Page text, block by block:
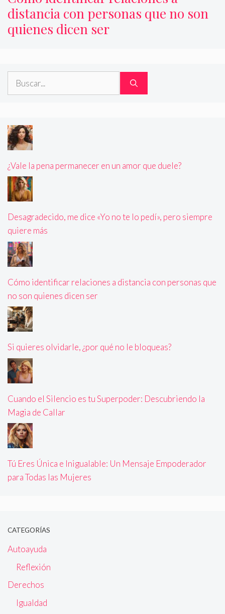
distancia con personas que no son
quienes dicen ser
Buscar:
¿Vale la pena permanecer en un amor que duele?
Desagradecido, me dice «Yo no te lo pedí», pero siempre
quiere más
Cómo identificar relaciones a distancia con personas que
no son quienes dicen ser
Si quieres olvidarle, ¿por qué no le bloqueas?
Cuando el Silencio es tu Superpoder: Descubriendo la
Magia de Callar
Tú Eres Única e Inigualable: Un Mensaje Empoderador
para Todas las Mujeres
CATEGORÍAS
Autoayuda
Reflexión
Derechos
Igualdad